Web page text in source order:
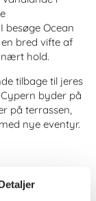
besøge Ocean
bred vifte af
nært hold.
tilbage til jeres
byder på
på terrassen,
nye eventyr.
og